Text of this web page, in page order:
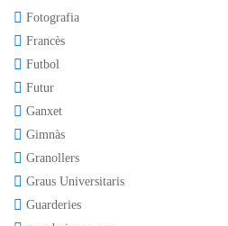
Fotografia
Francès
Futbol
Futur
Ganxet
Gimnàs
Granollers
Graus Universitaris
Guarderies